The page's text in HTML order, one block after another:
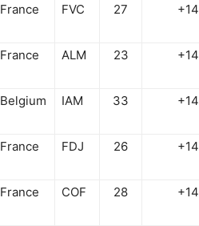
France FVC 27 +14
France ALM 23 +14
Belgium IAM 33 +14
France FDJ 26 +14
France COF 28 +14